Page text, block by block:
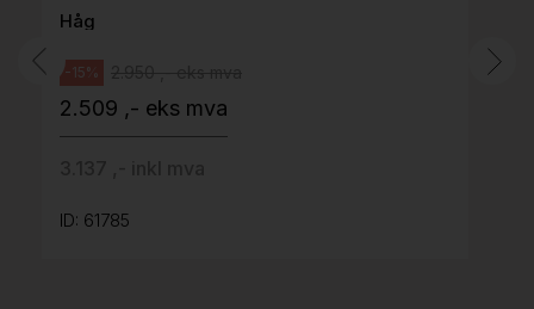
Håg
-15%
2.509 ,- eks mva
ID: 61785